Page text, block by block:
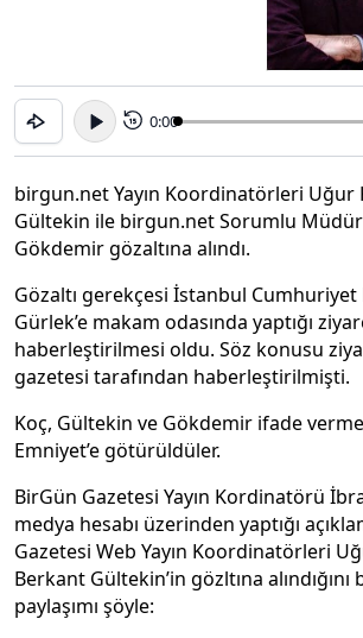
15 0:00
birgun.net Yayın Koordinatörleri Uğur
Gültekin ile birgun.net Sorumlu
Gökdemir gözaltına alındı.
Gözaltı gerekçesi İstanbul Cumhuriyet
Gürlek’e makam odasında yaptığı
haberleştirilmesi oldu. Söz konusu
gazetesi tarafından haberleştirilmişti.
Koç, Gültekin ve Gökdemir ifade
Emniyet’e götürüldüler.
BirGün Gazetesi Yayın Kordinatörü
medya hesabı üzerinden yaptığı
Gazetesi Web Yayın Koordinatörleri
Berkant Gültekin’in gözltına alındığını
paylaşımı şöyle: